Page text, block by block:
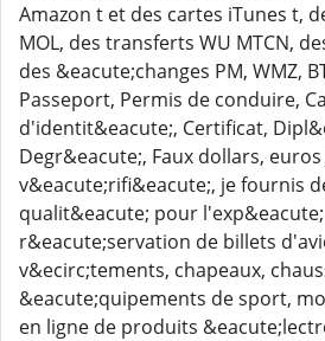
Amazon t et des cartes iTunes t,
MOL, des transferts WU MTCN,
des &eacute;changes PM, WMZ,
Passeport, Permis de conduire,
d'identit&eacute;, Certificat,
Degr&eacute;, Faux dollars,
v&eacute;rifi&eacute;, je fournis
qualit&eacute; pour
r&eacute;servation de billets
v&ecirc;tements, chapeaux,
&eacute;quipements de sport,
en ligne de produits